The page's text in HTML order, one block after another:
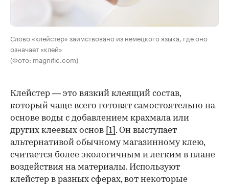
Слово «клейстер» заимствовано из немецкого языка, где оно
означает «клей»
(Фото: magnific.com)
00:00 / 00:00
Клейстер — это вязкий клеящий состав,
который чаще всего готовят самостоятельно на
основе воды с добавлением крахмала или
других клеевых основ [1] . Он выступает
альтернативой обычному магазинному клею,
считается более экологичным и легким в плане
воздействия на материалы. Используют
клейстер в разных сферах, вот некоторые